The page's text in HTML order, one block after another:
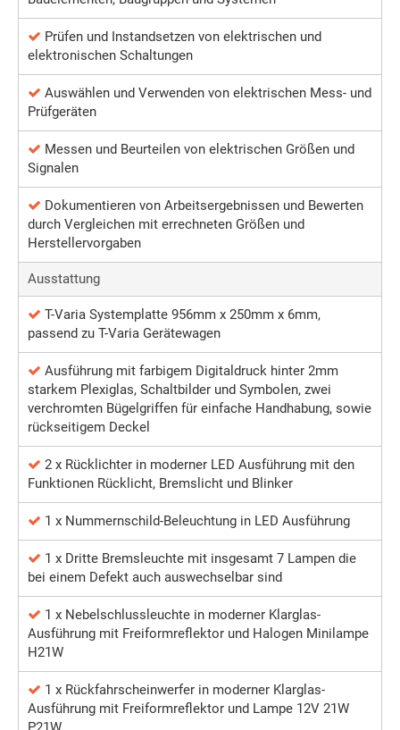
Prüfen und Instandsetzen von elektrischen und
elektronischen Schaltungen
Auswählen und Verwenden von elektrischen Mess- und
Prüfgeräten
Messen und Beurteilen von elektrischen Größen und
Signalen
Dokumentieren von Arbeitsergebnissen und Bewerten
durch Vergleichen mit errechneten Größen und
Herstellervorgaben
Ausstattung
T-Varia Systemplatte 956mm x 250mm x 6mm,
passend zu T-Varia Gerätewagen
Ausführung mit farbigem Digitaldruck hinter 2mm
starkem Plexiglas, Schaltbilder und Symbolen, zwei
verchromten Bügelgriffen für einfache Handhabung, sowie
rückseitigem Deckel
2 x Rücklichter in moderner LED Ausführung mit den
Funktionen Rücklicht, Bremslicht und Blinker
1 x Nummernschild-Beleuchtung in LED Ausführung
1 x Dritte Bremsleuchte mit insgesamt 7 Lampen die
bei einem Defekt auch auswechselbar sind
1 x Nebelschlussleuchte in moderner Klarglas-
Ausführung mit Freiformreflektor und Halogen Minilampe
H21W
1 x Rückfahrscheinwerfer in moderner Klarglas-
Ausführung mit Freiformreflektor und Lampe 12V 21W